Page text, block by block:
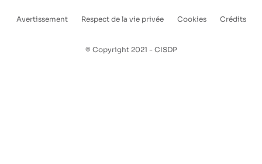
Avertissement Respect de la vie privée Cookies Crédits
© Copyright 2021 - CISDP